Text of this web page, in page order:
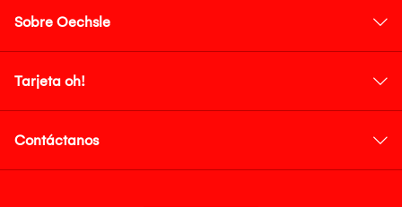
Sobre Oechsle
Tarjeta oh!
Contáctanos